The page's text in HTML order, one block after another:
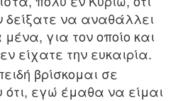
να αναθάλλει
για τον οποίο και
είχατε την ευκαιρία.
βρίσκομαι σε
ότι, εγώ έμαθα να είμαι